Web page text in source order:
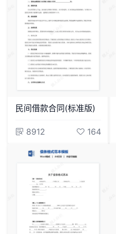
民间借款合同(标准版)
8912 164